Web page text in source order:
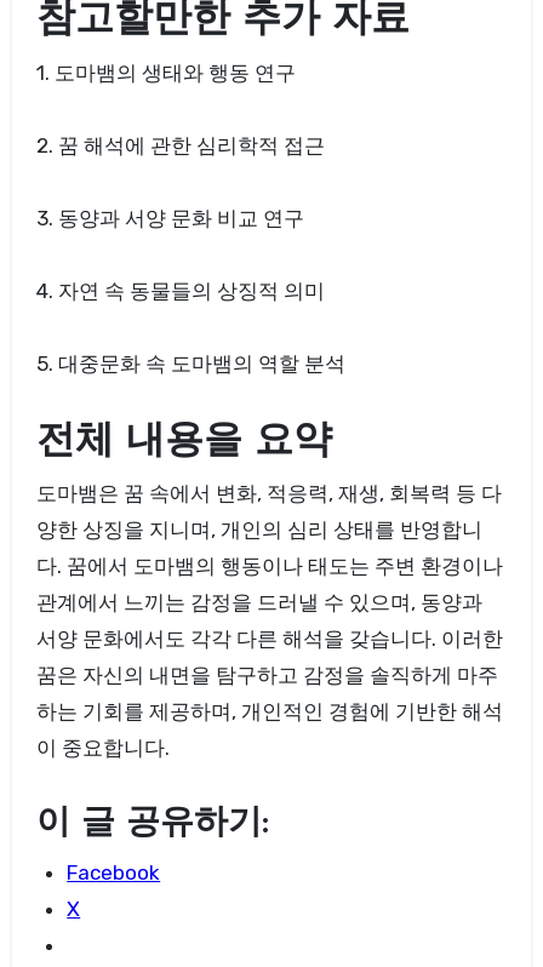
참고할만한 추가 자료
1. 도마뱀의 생태와 행동 연구
2. 꿈 해석에 관한 심리학적 접근
3. 동양과 서양 문화 비교 연구
4. 자연 속 동물들의 상징적 의미
5. 대중문화 속 도마뱀의 역할 분석
전체 내용을 요약
도마뱀은 꿈 속에서 변화, 적응력, 재생, 회복력 등 다
양한 상징을 지니며, 개인의 심리 상태를 반영합니
다. 꿈에서 도마뱀의 행동이나 태도는 주변 환경이나
관계에서 느끼는 감정을 드러낼 수 있으며, 동양과
서양 문화에서도 각각 다른 해석을 갖습니다. 이러한
꿈은 자신의 내면을 탐구하고 감정을 솔직하게 마주
하는 기회를 제공하며, 개인적인 경험에 기반한 해석
이 중요합니다.
이 글 공유하기:
Facebook
X